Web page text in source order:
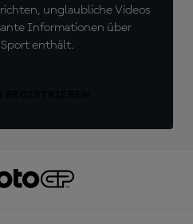
unglaubliche Videos
Informationen über
enthält.